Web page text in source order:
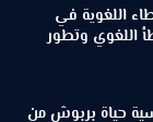
اللغوية في
اللغوي وتطور
حياة بربوش من